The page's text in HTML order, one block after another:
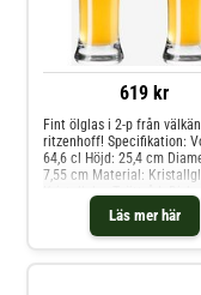
619 kr
Läs mer här
Fint ölglas i 2-p från
ritzenhoff! Specifikation:
64,6 cl Höjd: 25,4 cm
7,55 cm Material:
Kristallglas Tvättråd: